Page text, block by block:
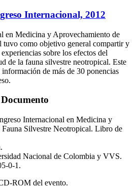
Internacional, 2012
en Medicina y Aprovechamiento de
tuvo como objetivo general compartir y
sobre los efectos del
de la fauna silvestre neotropical. Este
de más de 30 ponencias
Internacional en Medicina y
Silvestre Neotropical. Libro de
Nacional de Colombia y VVS.
0-1.
ROM del evento.